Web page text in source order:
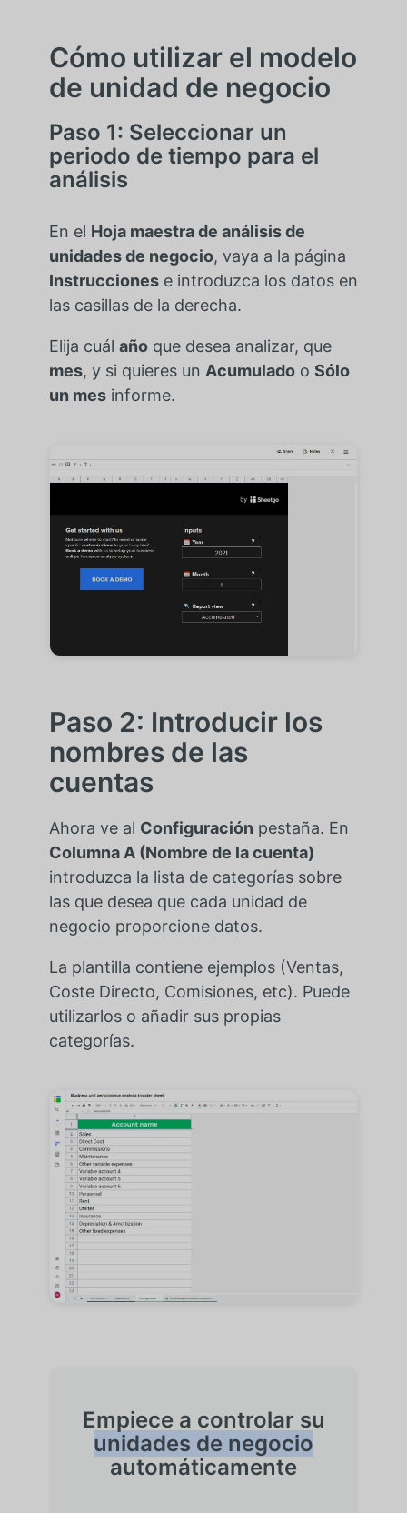
Cómo utilizar el modelo
de unidad de negocio
Paso 1: Seleccionar un
periodo de tiempo para el
análisis
En el Hoja maestra de análisis de
unidades de negocio, vaya a la página
Instruccionese introduzca los datos en
las casillas de la derecha.
Elija cuál añoque desea analizar, que
mes, y si quieres un Acumuladoo Sólo
un mesinforme.
Paso 2: Introducir los
nombres de las
cuentas
Ahora ve al Configuración pestaña. En
Columna A (Nombre de la cuenta)
introduzca la lista de categorías sobre
las que desea que cada unidad de
negocio proporcione datos.
La plantilla contiene ejemplos (Ventas,
Coste Directo, Comisiones, etc). Puede
utilizarlos o añadir sus propias
categorías.
Empiece a controlar su
unidades de negocio
automáticamente